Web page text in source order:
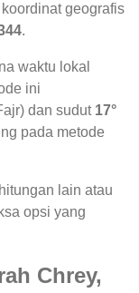
geografis
.
waktu lokal
ini
dan sudut 17°
pada metode
lain atau
opsi yang
Chrey,